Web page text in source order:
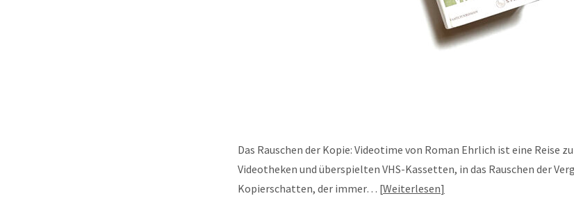
Das Rauschen der Kopie: Videotime von Roman Ehrlich ist eine Reise
Videotheken und überspielten VHS-Kassetten, in das Rauschen der
Kopierschatten, der immer… Weiterlesen